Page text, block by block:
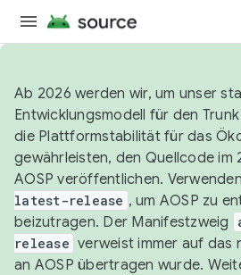
Ab 2026 werden wir, um unser
Entwicklungsmodell für den
die Plattformstabilität für das
gewährleisten, den Quellcode im
AOSP veröffentlichen.
latest-release , um AOSP zu
beizutragen. Der Manifestzweig
release verweist immer auf das
an AOSP übertragen wurde.